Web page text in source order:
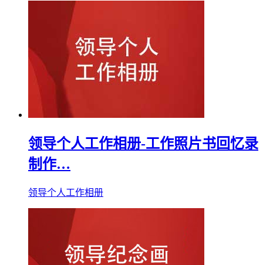
领导个人工作相册-工作照片书回忆录
制作…
领导个人工作相册